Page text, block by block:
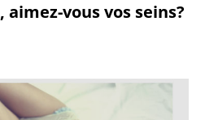
aimez-vous vos seins?